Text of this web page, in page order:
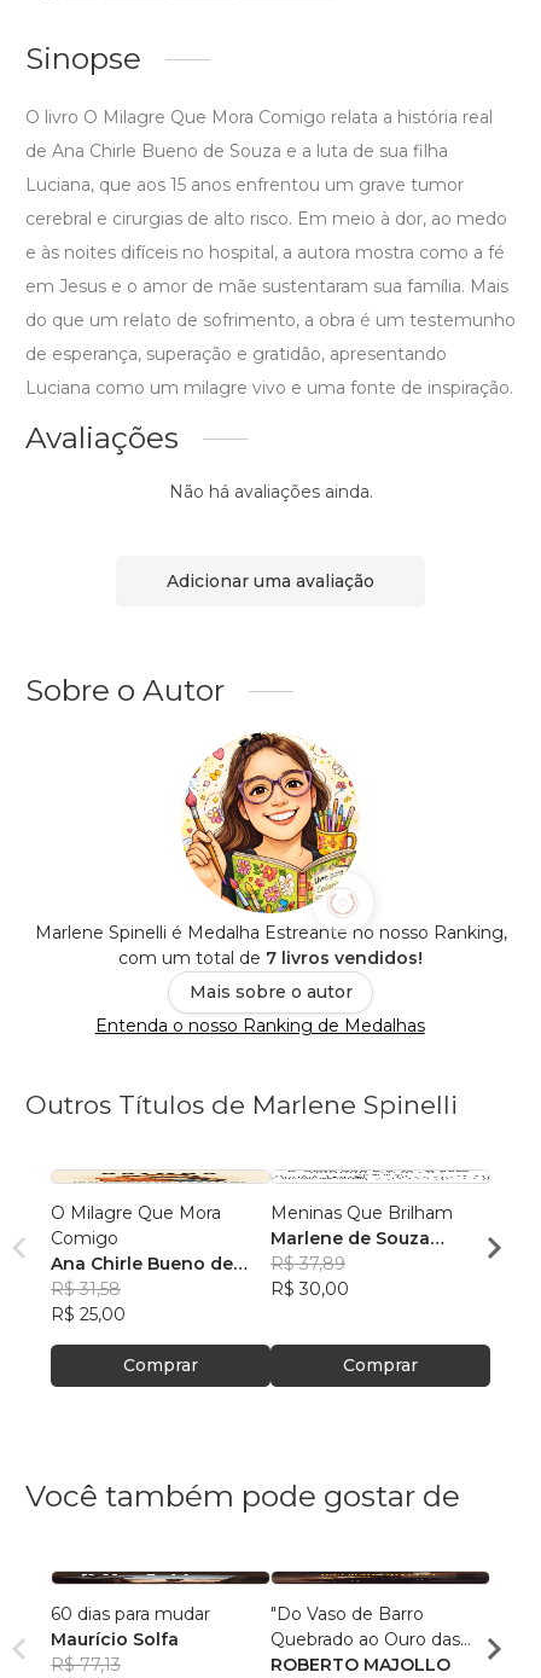
Sinopse
O livro O Milagre Que Mora Comigo relata a história real
de Ana Chirle Bueno de Souza e a luta de sua filha
Luciana, que aos 15 anos enfrentou um grave tumor
cerebral e cirurgias de alto risco. Em meio à dor, ao medo
e às noites difíceis no hospital, a autora mostra como a fé
em Jesus e o amor de mãe sustentaram sua família. Mais
do que um relato de sofrimento, a obra é um testemunho
de esperança, superação e gratidão, apresentando
Luciana como um milagre vivo e uma fonte de inspiração.
Avaliações
Não há avaliações ainda.
Adicionar uma avaliação
Sobre o Autor
Marlene Spinelli é Medalha Estreante no nosso Ranking,
com um total de 7 livros vendidos!
Mais sobre o autor
Entenda o nosso Ranking de Medalhas
Outros Títulos de Marlene Spinelli
O Milagre Que Mora
Comigo
Ana Chirle Bueno de
Souza
R$ 31,58
R$ 25,00
Comprar
Meninas Que Brilham
Marlene de Souza
Spinelli
R$ 37,89
R$ 30,00
Comprar
Sem
Ana
Você também pode gostar de
60 dias para mudar
Maurício Solfa
R$ 77,13
"Do Vaso de Barro
Quebrado ao Ouro das
Mãos Divinas"
ROBERTO MAJOLLO